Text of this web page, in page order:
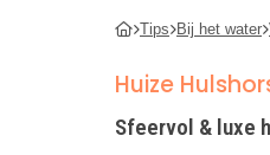
Tips Bij het water
Huize
Sfeervol & luxe